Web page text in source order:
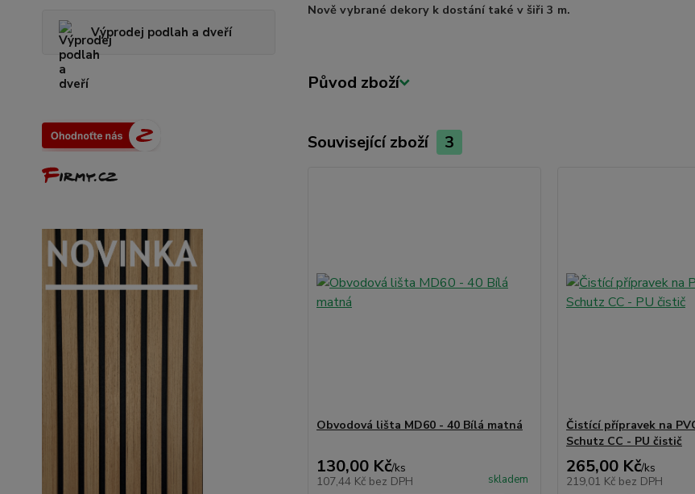
Výprodej podlah a dveří
Nově vybrané dekory k dostání také v šiři 3 m.
Původ zboží
Související zboží 3
Obvodová lišta MD60 - 40 Bílá matná
130,00 Kč/ks
107,44 Kč bez DPH skladem
Čistící přípravek na
Schutz CC - PU čistič
265,00 Kč/ks
219,01 Kč bez DPH